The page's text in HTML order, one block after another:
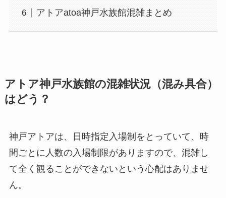
アトアatoa神戸水族館混雑まとめ
アトア神戸水族館の混雑状況（混み具合）
はどう？
神戸アトアは、日時指定入場制をとっていて、時
間ごとに人数の入場制限がありますので、混雑し
て全く観ることができないという心配はありませ
ん。